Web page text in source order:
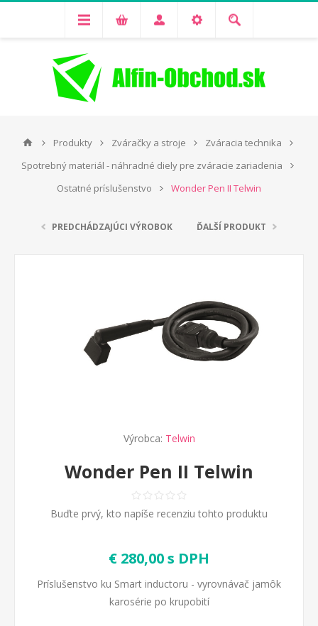
Produkty Zváračky a stroje
Zváracia technika
Spotrebný materiál - náhradné diely pre zváracie zariadenia
Ostatné príslušenstvo
Wonder Pen II Telwin
PREDCHÁDZAJÚCI VÝROBOK ĎALŠÍ PRODUKT
Výrobca: Telwin
Wonder Pen II Telwin
Buďte prvý, kto napíše recenziu tohto produktu
€ 280,00 s DPH
Príslušenstvo ku Smart inductoru - vyrovnávač jamôk
karosérie po krupobití